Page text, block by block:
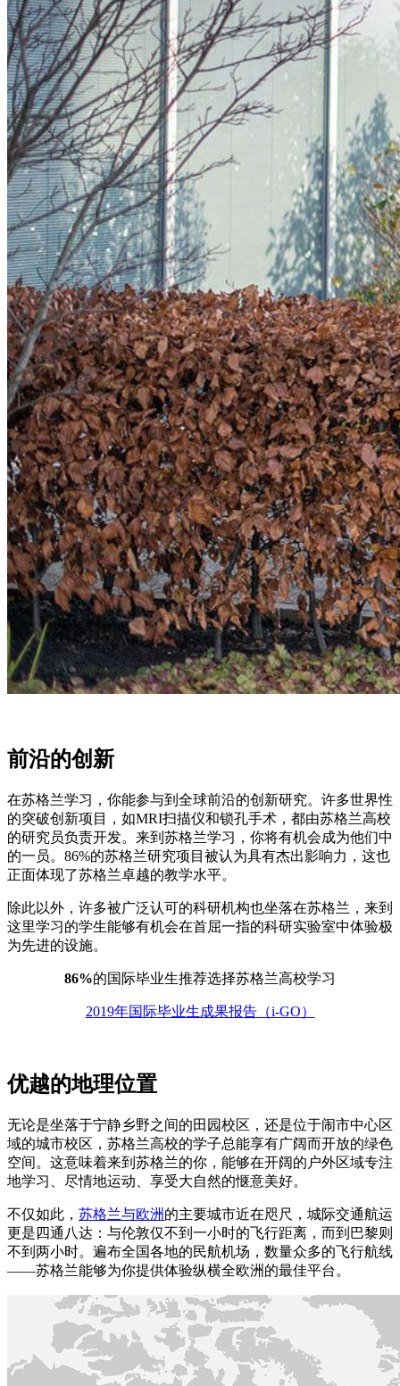
前沿的创新
在苏格兰学习，你能参与到全球前沿的创新研究。许多世界性
的突破创新项目，如MRI扫描仪和锁孔手术，都由苏格兰高校
的研究员负责开发。来到苏格兰学习，你将有机会成为他们中
的一员。86%的苏格兰研究项目被认为具有杰出影响力，这也
正面体现了苏格兰卓越的教学水平。
除此以外，许多被广泛认可的科研机构也坐落在苏格兰，来到
这里学习的学生能够有机会在首屈一指的科研实验室中体验极
为先进的设施。
86%的国际毕业生推荐选择苏格兰高校学习
2019年国际毕业生成果报告（i-GO）
优越的地理位置
无论是坐落于宁静乡野之间的田园校区，还是位于闹市中心区
域的城市校区，苏格兰高校的学子总能享有广阔而开放的绿色
空间。这意味着来到苏格兰的你，能够在开阔的户外区域专注
地学习、尽情地运动、享受大自然的惬意美好。
不仅如此， 苏格兰与欧洲 的主要城市近在咫尺，城际交通航运
更是四通八达：与伦敦仅不到一小时的飞行距离，而到巴黎则
不到两小时。遍布全国各地的民航机场，数量众多的飞行航线
——苏格兰能够为你提供体验纵横全欧洲的最佳平台。